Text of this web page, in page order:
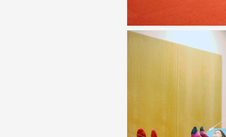
De A à Z
Année par année